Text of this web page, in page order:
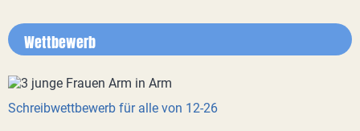
Wettbewerb
Schreibwettbewerb für alle von 12-26